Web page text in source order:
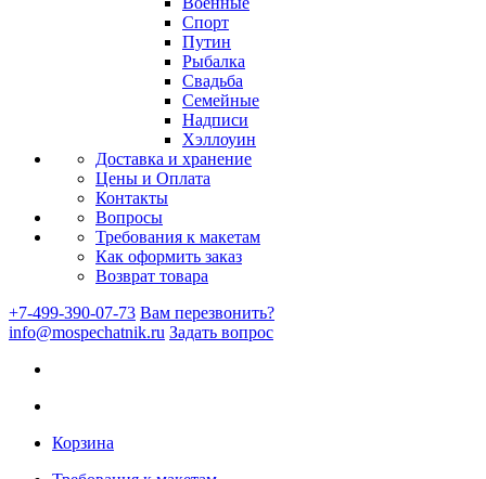
Спорт
Путин
Рыбалка
Свадьба
Семейные
Надписи
Хэллоуин
Доставка и хранение
Цены и Оплата
Контакты
Вопросы
Требования к макетам
Как оформить заказ
Возврат товара
+7-499-390-07-73 Вам перезвонить?
info@mospechatnik.ru Задать вопрос
Корзина